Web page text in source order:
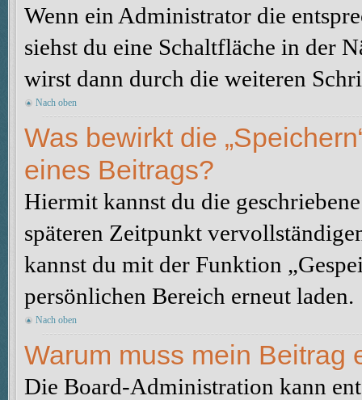
Wenn ein Administrator die
siehst du eine Schaltfläche in der
wirst dann durch die weiteren
Nach oben
Was bewirkt die
eines Beitrags?
Hiermit kannst du die
späteren Zeitpunkt
kannst du mit der Funktion
persönlichen Bereich erneut laden.
Nach oben
Warum muss mein Beitrag
Die Board-Administration kann